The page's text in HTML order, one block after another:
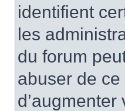
identifient
les
du forum
abuser de